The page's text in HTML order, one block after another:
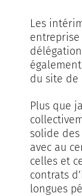
Les
entreprise
du site de
Plus que
solide
avec au
celles et
contrats
longues